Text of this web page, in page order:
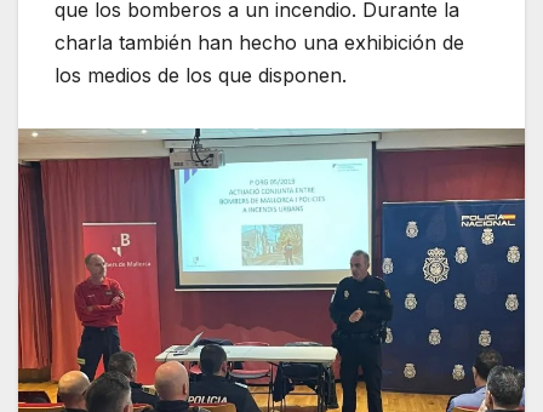
que los bomberos a un incendio. Durante la
charla también han hecho una exhibición de
los medios de los que disponen.